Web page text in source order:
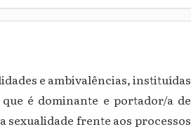
e ambivalências, instituídas
é dominante e portador/a de
sexualidade frente aos processos